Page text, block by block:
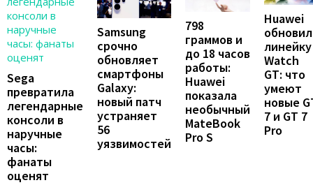
Sega
превратила
легендарные
консоли в
наручные
часы:
фанаты
оценят
Samsung
срочно
обновляет
смартфоны
Galaxy:
новый патч
устраняет
56
уязвимостей
798
граммов и
до 18 часов
работы:
Huawei
показала
необычный
MateBook
Pro S
Huawei
линейку
Watch
GT: что
умеют
новые
7 и GT 7
Pro